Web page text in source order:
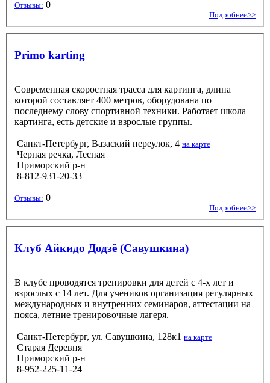
Отзывы: 0
Подробнее>>
Primo karting
Современная скоростная трасса для картинга, длина
которой составляет 400 метров, оборудована по
последнему слову спортивной техники. Работает школа
картинга, есть детские и взрослые группы.
Санкт-Петербург, Вазаский переулок, 4 на карте
Черная речка, Лесная
Приморский р-н
8-812-931-20-33
Отзывы: 0
Подробнее>>
Клуб Айкидо Додзё (Савушкина)
В клубе проводятся тренировки для детей с 4-х лет и
взрослых с 14 лет. Для учеников организация регулярных
международных и внутренних семинаров, аттестации на
пояса, летние тренировочные лагеря.
Санкт-Петербург, ул. Савушкина, 128к1 на карте
Старая Деревня
Приморский р-н
8-952-225-11-24